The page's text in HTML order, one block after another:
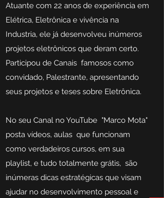
Atuante com 22 anos de experiência em
Elétrica, Eletrônica e vivência na
Industria, ele já desenvolveu inúmeros
projetos eletrônicos que deram certo.
Participou de Canais famosos como
convidado, Palestrante, apresentando
seus projetos e teses sobre Eletrônica.
No seu Canal no YouTube "Marco Mota"
posta vídeos, aulas que funcionam
como verdadeiros cursos, em sua
playlist, e tudo totalmente grátis, são
inúmeras dicas estratégicas que visam
ajudar no desenvolvimento pessoal e